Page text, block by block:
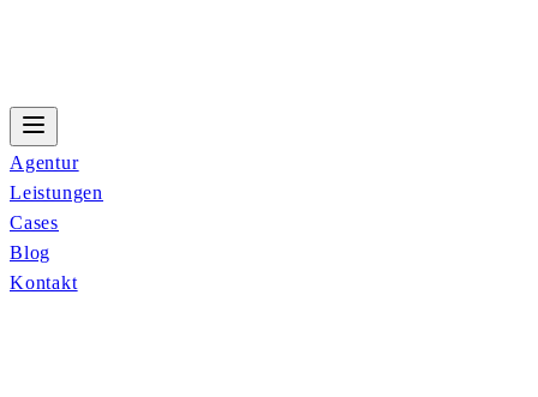
Agentur
Leistungen
Cases
Blog
Kontakt